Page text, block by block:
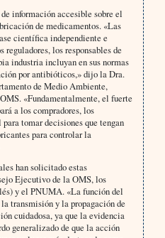
información accesible sobre el
de medicamentos. «Las
científica independiente e
los responsables de
industria incluyan en sus normas
por antibióticos,» dijo la Dra.
de Medio Ambiente,
«Fundamentalmente, el fuerte
a los compradores, los
tomar decisiones que tengan
para controlar la
han solicitado estas
Ejecutivo de la OMS, los
y el PNUMA. «La función del
transmisión y la propagación de
cuidadosa, ya que la evidencia
generalizado de que la acción